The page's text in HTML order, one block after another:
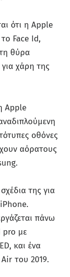
ότι η Apple
Face Id,
θύρα
χάρη της
Apple
οθόνες
αόρατους
της για
πάνω
pro με
και ένα
του 2019.